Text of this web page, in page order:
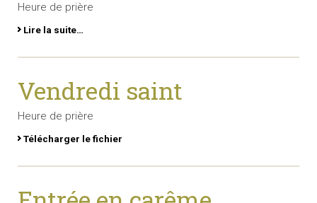
Heure de prière
Lire la suite…
Vendredi saint
Heure de prière
Télécharger le fichier